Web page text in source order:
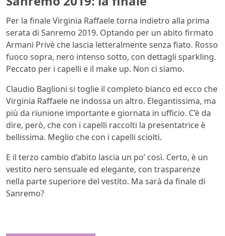
Per la finale Virginia Raffaele torna indietro alla prima
serata di Sanremo 2019. Optando per un abito firmato
Armani Privè che lascia letteralmente senza fiato. Rosso
fuoco sopra, nero intenso sotto, con dettagli sparkling.
Peccato per i capelli e il make up. Non ci siamo.
Claudio Baglioni si toglie il completo bianco ed ecco che
Virginia Raffaele ne indossa un altro. Elegantissima, ma
più da riunione importante e giornata in ufficio. C’è da
dire, però, che con i capelli raccolti la presentatrice è
bellissima. Meglio che con i capelli sciolti.
E il terzo cambio d’abito lascia un po’ così. Certo, è un
vestito nero sensuale ed elegante, con trasparenze
nella parte superiore del vestito. Ma sarà da finale di
Sanremo?